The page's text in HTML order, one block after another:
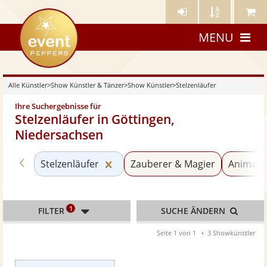
Künstler- Künstler Meine
eventpeppers
MENU
Alle Künstler>Show Künstler & Tänzer>Show Künstler>Stelzenläufer
Ihre Suchergebnisse für
Stelzenläufer in Göttingen,
Niedersachsen
Zurück zu «Show Künstler»
Stelzenläufer Kategorie «Stelzenläufer»
Zauberer & Magier
FILTER 1 SUCHE ÄNDERN
Seite 1 von 1 3 Showkünstler